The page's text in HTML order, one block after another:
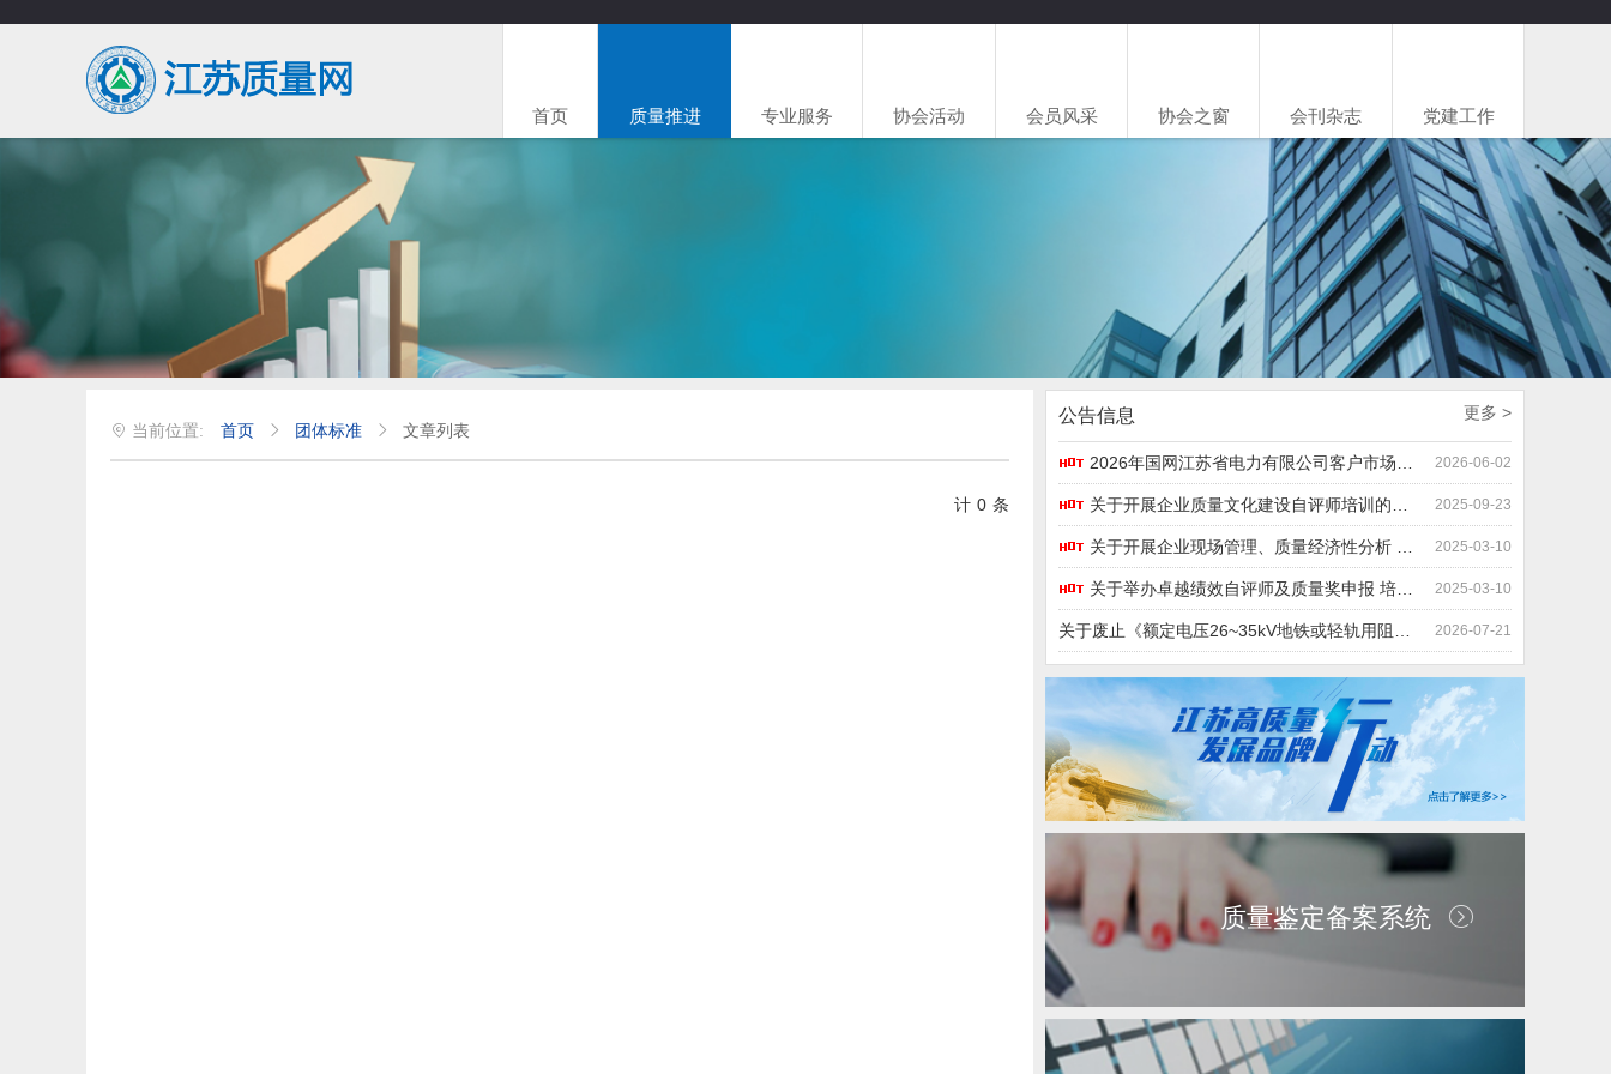
首页 质量推进 专业服务 协会活动 会员风采 协会之窗 会刊杂志 党建工作
首页 团体标准 文章列表
计 0 条
公告信息
2026年国网江苏省电力有限公司客户市场信用评价问卷调查 2026-06-02
关于开展企业质量文化建设自评师培训的通知 2025-09-23
关于开展企业现场管理、质量经济性分析 培训的通知 2025-03-10
关于举办卓越绩效自评师及质量奖申报 培训班的通知 2025-03-10
2026-07-21
质量鉴定备案系统